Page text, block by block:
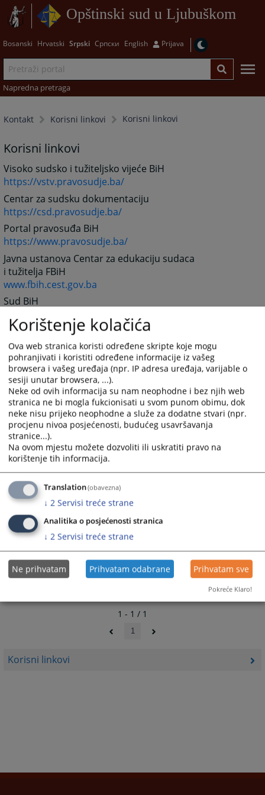
Opštinski sud u Ljubuškom
Bosanski Hrvatski Srpski Српски English Prijava
Napredna pretraga
Kontakt Korisni linkovi Korisni linkovi
Korisni linkovi
Korisni linkovi
Visoko sudsko i tužiteljsko vijeće BiH
https://vstv.pravosudje.ba/
Centar za sudsku dokumentaciju
https://csd.pravosudje.ba/
Portal pravosuđa BiH
https://www.pravosudje.ba/
Javna ustanova Centar za edukaciju sudaca
i tužitelja FBiH
www.fbih.cest.gov.ba
Sud BiH
Vrhovni sud Federacije BiH
www.vsfbih.ba
Županijski sud Široki Brijeg
www.zupsud.org
Udruženje sudaca u FBiH
www.usfbih.ba
Odvjetnička komora FBiH
www.advokomfbih.ba
Zemljišna administracija
www.zkk.ba
4884
1 - 1 / 1
1
Korištenje kolačića
Ova web stranica koristi određene skripte koje mogu
pohranjivati i koristiti određene informacije iz vašeg
browsera i vašeg uređaja (npr. IP adresa uređaja, varijable o
sesiji unutar browsera, ...).
Neke od ovih informacija su nam neophodne i bez njih web
stranica ne bi mogla fukcionisati u svom punom obimu, dok
neke nisu prijeko neophodne a služe za dodatne stvari (npr.
procjenu nivoa posjećenosti, budućeg usavršavanja
stranice...).
Na ovom mjestu možete dozvoliti ili uskratiti pravo na
korištenje tih informacija.
Translation(obavezna)
↓ 2 Servisi treće strane
Analitika o posjećenosti stranica
↓ 2 Servisi treće strane
Ne prihvatam Prihvatam odabrane Prihvatam sve
Pokreće Klaro!